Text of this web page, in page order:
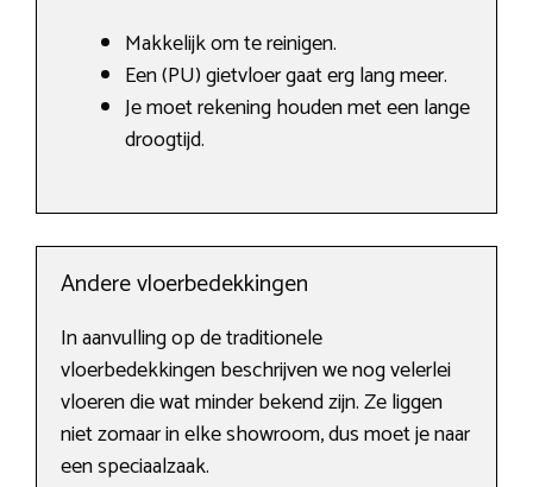
Makkelijk om te reinigen.
Een (PU) gietvloer gaat erg lang meer.
Je moet rekening houden met een lange
droogtijd.
Andere vloerbedekkingen
In aanvulling op de traditionele
vloerbedekkingen beschrijven we nog velerlei
vloeren die wat minder bekend zijn. Ze liggen
niet zomaar in elke showroom, dus moet je naar
een speciaalzaak.